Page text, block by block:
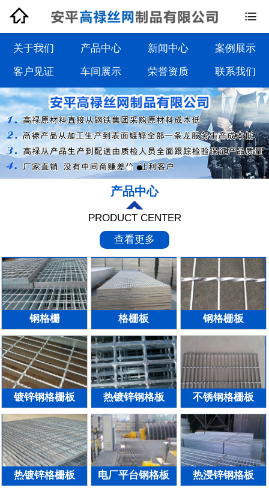
钢格板系列
钢格栅板系列
沟盖板系列
踏步板系列


关于我们 产品中心 新闻中心 案例展示
客户见证 车间展示 荣誉资质 联系我们
产品中心
PRODUCT CENTER
查看更多
钢格栅 格栅板 钢格栅板
镀锌钢格栅板 热镀锌钢格板 不锈钢格栅板
热镀锌格栅板 电厂平台钢格板 热浸锌钢格板